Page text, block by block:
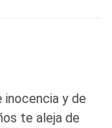
inocencia y de
te aleja de